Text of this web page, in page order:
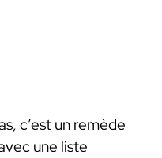
c’est un remède
une liste